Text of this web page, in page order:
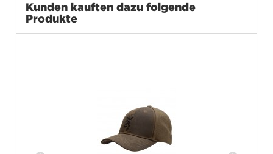
Kunden kauften dazu folgende
Produkte